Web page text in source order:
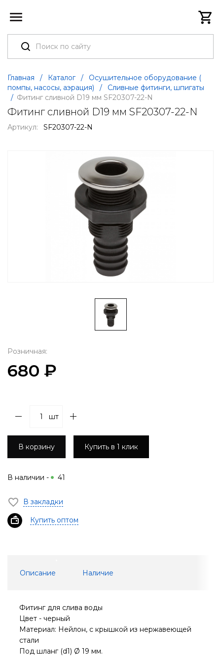
Главная / Каталог /
Осушительное оборудование (
помпы, насосы, аэрация)
/
Сливные фитинги, шпигаты
/ Фитинг сливной D19 мм SF20307-22-N
Фитинг сливной D19 мм SF20307-22-N
Артикул: SF20307-22-N
Розничная:
680 ₽
шт
В корзину Купить в 1 клик
В наличии - 41
В закладки
Купить оптом
Описание Наличие
Фитинг для слива воды
Цвет - черный
Материал: Нейлон, с крышкой из нержавеющей
стали
Под шланг (d1) Ø 19 мм.